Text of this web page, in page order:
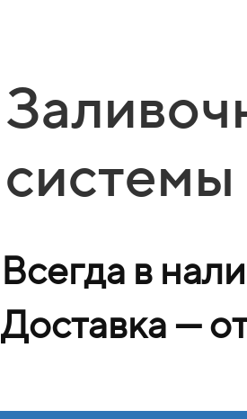
Всегда в
Доставка —
системы